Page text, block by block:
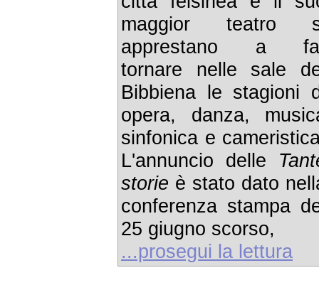
maggior teatro
apprestano a
tornare nelle sale
Bibbiena le stagioni
opera, danza,
sinfonica e
L'annuncio delle
storie è stato dato
conferenza stampa
25 giugno scorso,
...prosegui la lettura